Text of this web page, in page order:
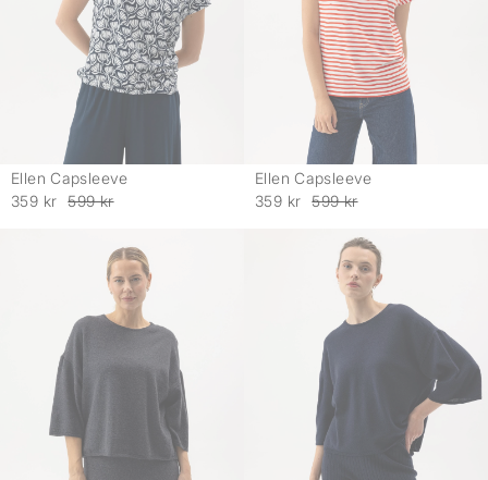
Ellen Capsleeve
359 kr
599 kr
Ellen Capsleeve
359 kr
599 kr